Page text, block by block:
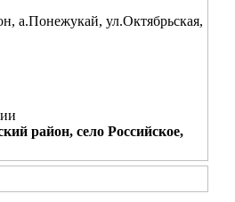
а.Понежукай, ул.Октябрьская,
район, село Российское,